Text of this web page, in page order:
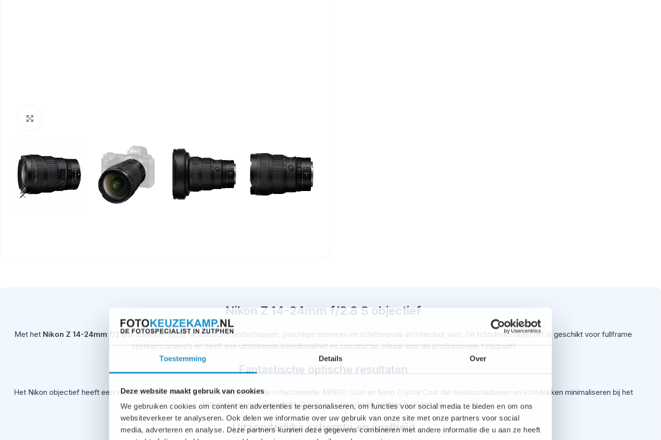
Toestemming Details Over
Deze website maakt gebruik van cookies
We gebruiken cookies om content en advertenties te personaliseren, om functies voor social media te bieden en om ons
websiteverkeer te analyseren. Ook delen we informatie over uw gebruik van onze site met onze partners voor social
media, adverteren en analyse. Deze partners kunnen deze gegevens combineren met andere informatie die u aan ze heeft
Nikon Z 14-24mm f/2.8 S objectief
Met het Nikon Z 14-24mm f/2.8 Sobjectief leg je fantastische landschappen, prachtige interieurs en schitterende architectuur vast. Dit lichtsterke objectief is geschikt voor fullframe
systeemcamera’s en heeft een uitstekende beeldkwaliteit en constructie. Ideaal voor de professionele fotograaf!
Fantastische optische resultaten
Het Nikon objectief heeft een vast diafragma van f/2.8 en is voorzien van de reflecterende ARNEO Coat en Nano Crystal Coat die beeldschaduwen en lichtvlekken minimaliseren bij het
fotograferen met tegenlicht. Dat levert uitzonderlijk heldere beelden op.
Uitzonderlijke scherpte en snelheid